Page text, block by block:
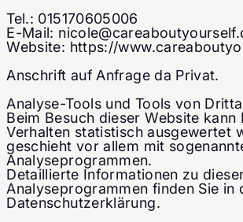
Tel.: 015170605006
E-Mail:
Website: https://
Anschrift auf Anfrage da Privat.
Analyse-Tools und Tools von
Beim Besuch dieser Website kann
Verhalten statistisch ausgewertet
geschieht vor allem mit
Analyseprogrammen.
Detaillierte Informationen zu
Analyseprogrammen finden Sie in
Datenschutzerklärung.